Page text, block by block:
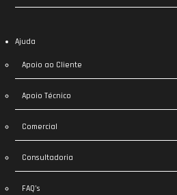
Ajuda
Apoio ao Cliente
Apoio Técnico
Comercial
Consultadoria
FAQ’s